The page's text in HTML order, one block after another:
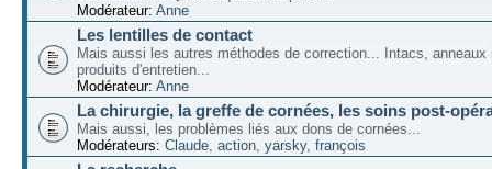
Modérateur: Anne
Les lentilles de contact
Mais aussi les autres méthodes de correction... Intacs, anneaux
produits d'entretien...
Modérateur: Anne
La chirurgie, la greffe de cornées, les soins post-
Mais aussi, les problèmes liés aux dons de cornées...
Modérateurs: Claude, action, yarsky, françois